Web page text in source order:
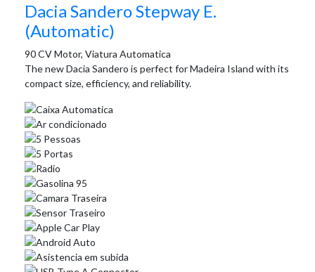
Dacia Sandero Stepway E.
(Automatic)
90 CV Motor, Viatura Automatica
The new Dacia Sandero is perfect for Madeira Island with its
compact size, efficiency, and reliability.